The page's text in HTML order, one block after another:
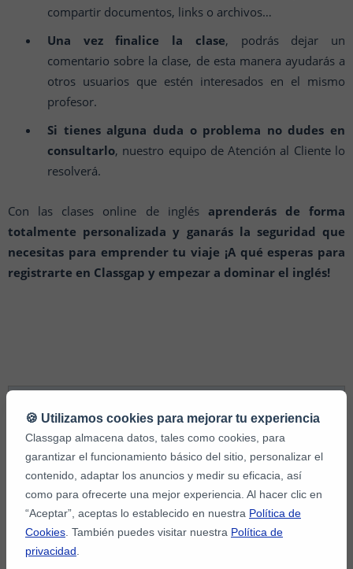
compartir documentos, links o archivos…
Una vez finalice la clase, podrás dejar un
comentario sobre la clase, de esta manera ayudarás a
otros usuarios que estén interesados en el mismo
profesor.
Si tienes alguna duda o problema no dudes en
consultarlo, nuestro equipo de Atención al Cliente lo
resolverá.
Con las clases online de inglés aprenderás de forma
totalmente personalizada y ganarás la seguridad que
necesitas para emprender tu viaje ¡A qué esperas para
registrarte en Classgap y empezar a dominar el inglés!
Otros artículos relacionados que te interesarán:
Todo lo que debes saber para preparar tu entrevista
en inglés
Clases de inglés online para trabajar en el extranjero
Los títulos de inglés que más valoran las empresas
🍪 Utilizamos cookies para mejorar tu experiencia
Classgap almacena datos, tales como cookies, para
garantizar el funcionamiento básico del sitio, personalizar el
contenido, adaptar los anuncios y medir su eficacia, así
como para ofrecerte una mejor experiencia. Al hacer clic en
“Aceptar”, aceptas lo establecido en nuestra Política de
Cookies . También puedes visitar nuestra Política de
privacidad